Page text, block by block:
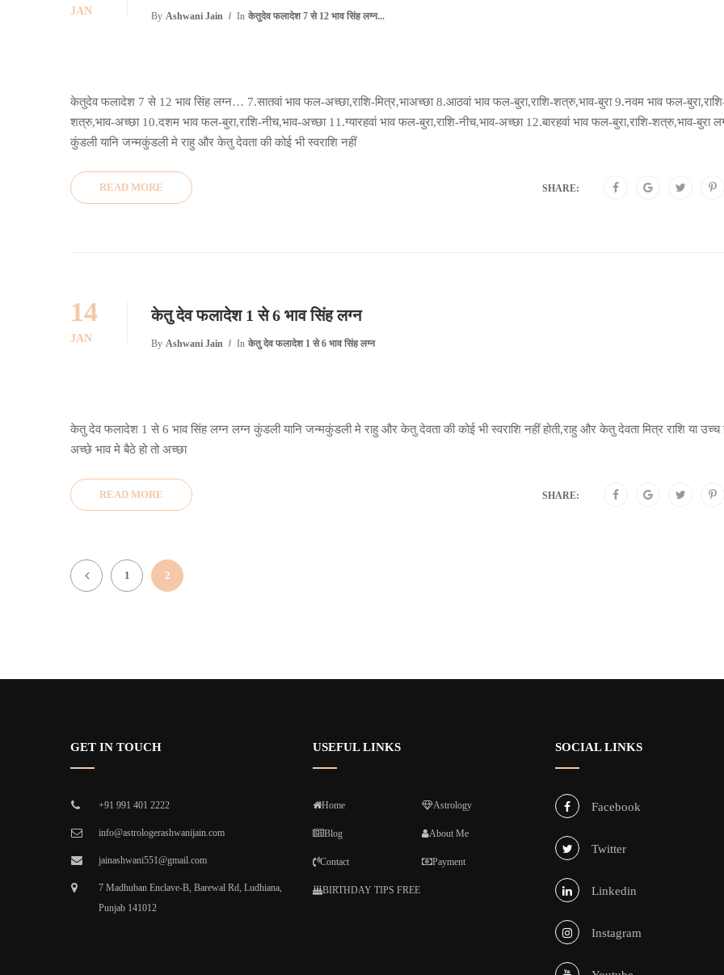
JAN By Ashwani Jain In केतुदेव फलादेश 7 से 12 भाव सिंह लग्न...
केतुदेव फलादेश 7 से 12 भाव सिंह लग्न… 7.सातवां भाव फल-अच्छा,राशि-मित्र,भाअच्छा 8.आठवां भाव फल-बुरा,राशि-शत्रु,भाव-बुरा 9.नवम भाव फल-
शत्रु,भाव-अच्छा 10.दशम भाव फल-बुरा,राशि-नीच,भाव-अच्छा 11.ग्यारहवां भाव फल-बुरा,राशि-नीच,भाव-अच्छा 12.बारहवां भाव फल-बुरा,राशि-शत्रु,भाव-बुरा
कुंडली यानि जन्मकुंडली मे राहु और केतु देवता की कोई भी स्वराशि नहीं
READ MORE SHARE:
14
JAN
केतु देव फलादेश 1 से 6 भाव सिंह लग्न
By Ashwani Jain In केतु देव फलादेश 1 से 6 भाव सिंह लग्न
केतु देव फलादेश 1 से 6 भाव सिंह लग्न लग्न कुंडली यानि जन्मकुंडली मे राहु और केतु देवता की कोई भी स्वराशि नहीं होती,राहु और केतु देवता मित्र राशि या उच्च
अच्छे भाव मे बैठे हो तो अच्छा
READ MORE SHARE:
1 2
GET IN TOUCH
+91 991 401 2222
info@astrologerashwanijain.com
jainashwani551@gmail.com
7 Madhuban Enclave-B, Barewal Rd, Ludhiana,
Punjab 141012
USEFUL LINKS
Home Astrology
Blog About Me
Contact Payment
BIRTHDAY TIPS FREE
SOCIAL LINKS
Facebook
Twitter
Linkedin
Instagram